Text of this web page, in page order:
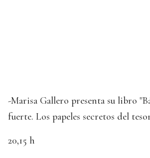
-Marisa Gallero presenta su libro
fuerte. Los papeles secretos del
20,15 h